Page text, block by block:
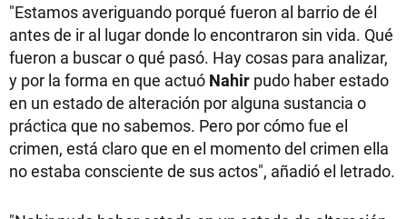
"Estamos averiguando porqué fueron al barrio de él
antes de ir al lugar donde lo encontraron sin vida. Qué
fueron a buscar o qué pasó. Hay cosas para analizar,
y por la forma en que actuó Nahir pudo haber estado
en un estado de alteración por alguna sustancia o
práctica que no sabemos. Pero por cómo fue el
crimen, está claro que en el momento del crimen ella
no estaba consciente de sus actos", añadió el letrado.